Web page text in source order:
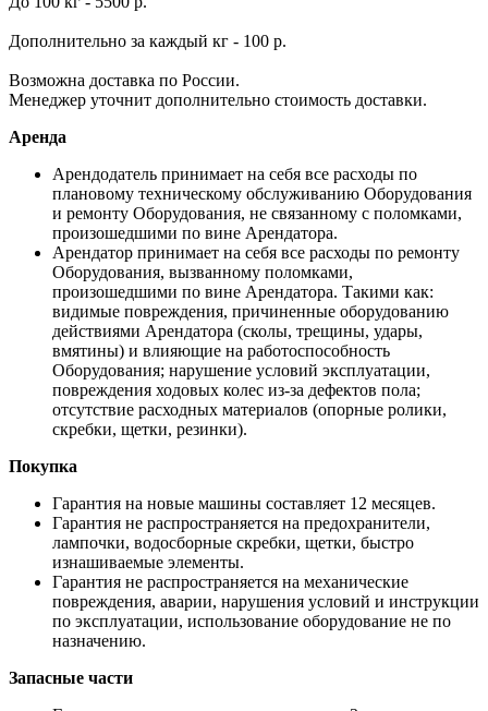
Дополнительно за каждый кг - 100 р.
Возможна доставка по России.
Менеджер уточнит дополнительно стоимость доставки.
Аренда
Арендодатель принимает на себя все расходы по
плановому техническому обслуживанию Оборудования
и ремонту Оборудования, не связанному с поломками,
произошедшими по вине Арендатора.
Арендатор принимает на себя все расходы по ремонту
Оборудования, вызванному поломками,
произошедшими по вине Арендатора. Такими как:
видимые повреждения, причиненные оборудованию
действиями Арендатора (сколы, трещины, удары,
вмятины) и влияющие на работоспособность
Оборудования; нарушение условий эксплуатации,
повреждения ходовых колес из-за дефектов пола;
отсутствие расходных материалов (опорные ролики,
скребки, щетки, резинки).
Покупка
Гарантия на новые машины составляет 12 месяцев.
Гарантия не распространяется на предохранители,
лампочки, водосборные скребки, щетки, быстро
изнашиваемые элементы.
Гарантия не распространяется на механические
повреждения, аварии, нарушения условий и инструкции
по эксплуатации, использование оборудование не по
назначению.
Запасные части